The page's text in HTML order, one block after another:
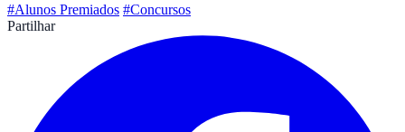
#Alunos Premiados #Concursos
Partilhar